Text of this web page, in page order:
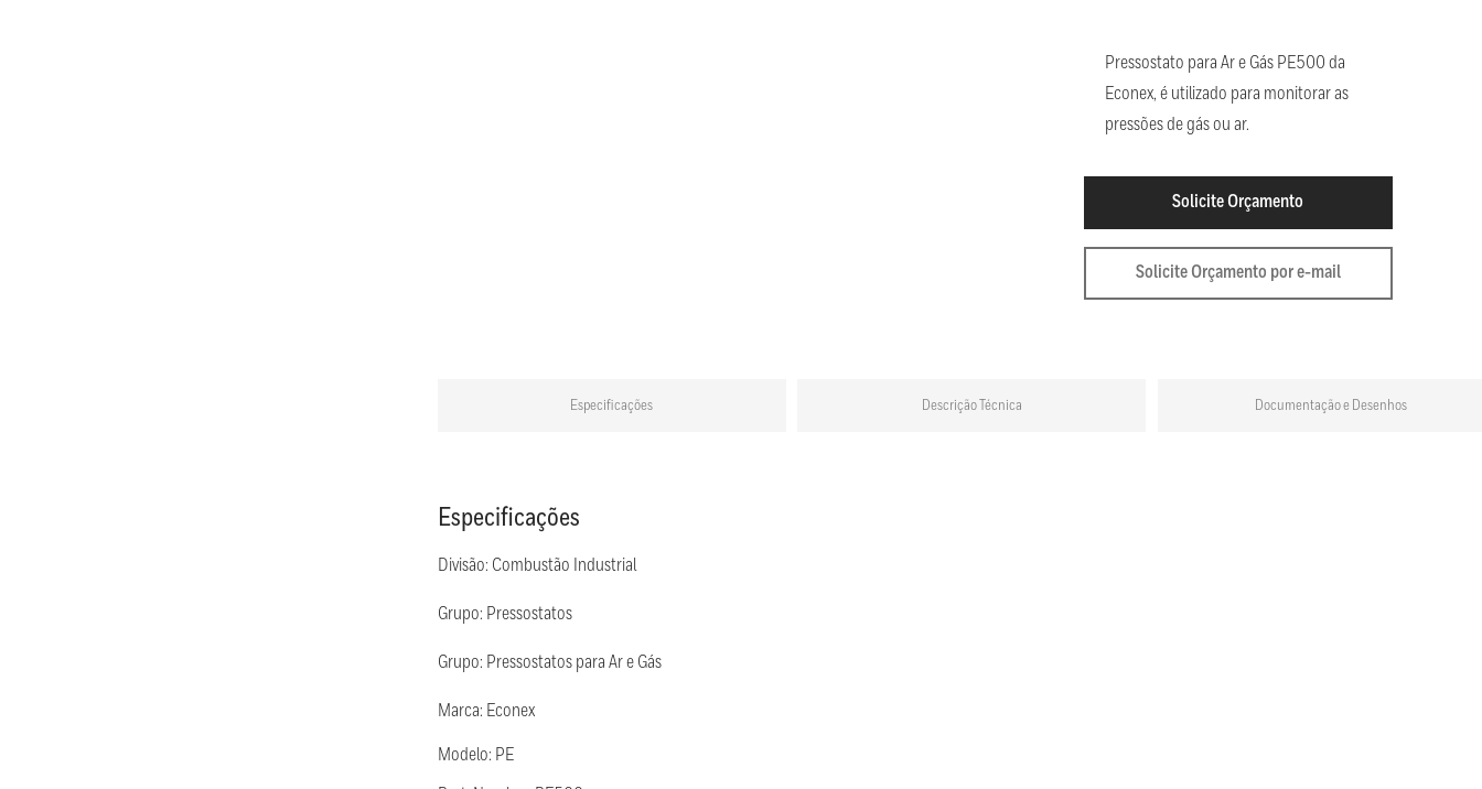
Pressostato para Ar e Gás PE500 da
Econex, é utilizado para monitorar as
pressões de gás ou ar.
Solicite Orçamento
Solicite Orçamento por e-mail
Especificações Descrição Técnica Documentação e Desenhos
Especificações
Divisão: Combustão Industrial
Grupo: Pressostatos
Grupo: Pressostatos para Ar e Gás
Marca: Econex
Modelo: PE